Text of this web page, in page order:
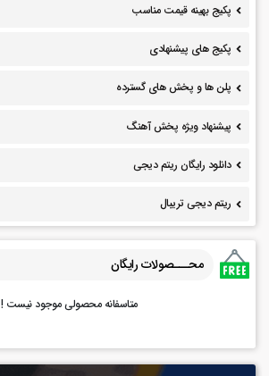
پکیج بهینه قیمت مناسب
پکیج های پیشنهادی
پلن ها و پخش های گسترده
پیشنهاد ویژه پخش آهنگ
دانلود رایگان ریتم دیجی
ریتم دیجی تریبال
محـــصولات رایگان
متاسفانه محصولی موجود نیست !